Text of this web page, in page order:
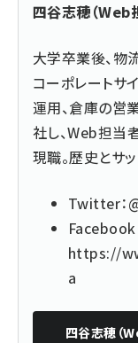
四谷志穂（
大学卒業後、物
コーポレートサ
運用、倉庫の営
社し、Web担当
現職。歴史とサ
Twitter：
Facebook
https://
a
四谷志穂（